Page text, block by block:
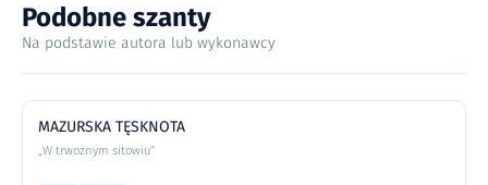
Podobne szanty
Na podstawie autora lub wykonawcy
MAZURSKA TĘSKNOTA
„W trwożnym sitowiu”